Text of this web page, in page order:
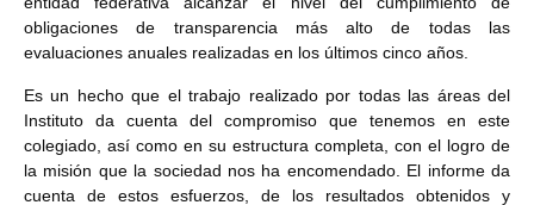
obligaciones de transparencia más alto de todas las
evaluaciones anuales realizadas en los últimos cinco años.
Es un hecho que el trabajo realizado por todas las áreas del
Instituto da cuenta del compromiso que tenemos en este
colegiado, así como en su estructura completa, con el logro de
la misión que la sociedad nos ha encomendado. El informe da
cuenta de estos esfuerzos, de los resultados obtenidos y